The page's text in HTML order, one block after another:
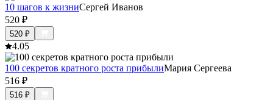
10 шагов к жизниСергей Иванов
520 ₽
520 ₽
4.05
100 секретов кратного роста прибылиМария Сергеева
516 ₽
516 ₽